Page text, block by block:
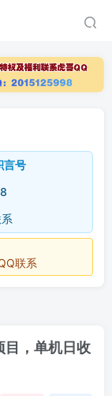
号
联系
目，单机日收